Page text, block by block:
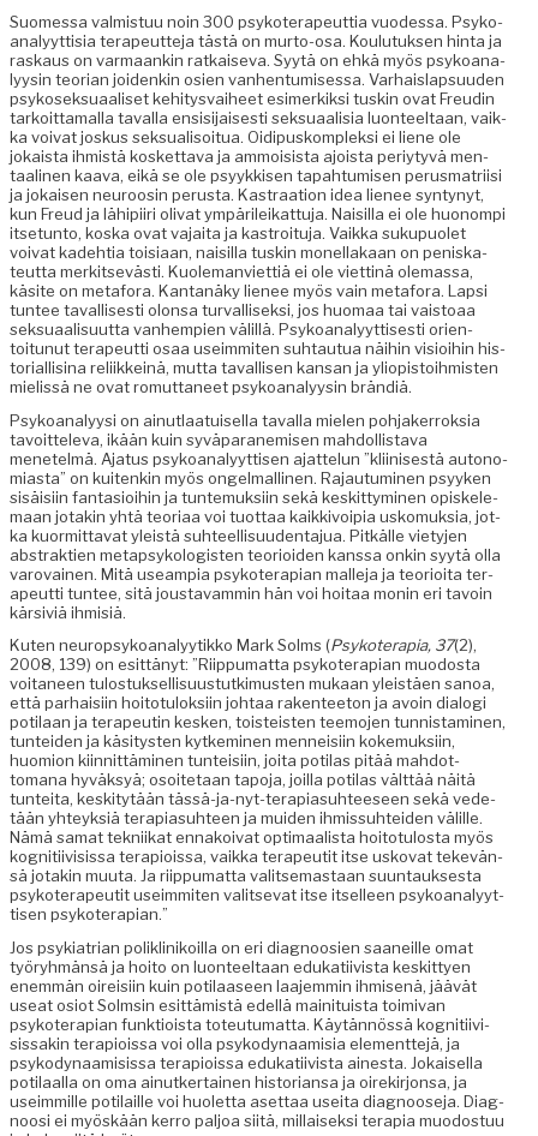
Suomes­sa valmis­tuu noin 300 psykoter­apeut­tia vuodessa. Psyko­
ana­lyyt­tisia ter­apeut­te­ja tästä on mur­to-osa. Koulu­tuk­sen hin­ta ja
raskaus on var­maankin ratkai­se­va. Syytä on ehkä myös psyko­ana­
lyysin teo­ri­an joidenkin osien van­hen­tu­mises­sa. Varhais­lap­su­u­den
psykosek­suaaliset kehi­tys­vai­heet esimerkik­si tuskin ovat Freudin
tarkoit­ta­mal­la taval­la ensisi­jais­es­ti sek­suaal­isia luon­teeltaan, vaik­
ka voivat joskus sek­su­al­isoitua. Oidi­puskom­plek­si ei liene ole
jokaista ihmistä kos­ket­ta­va ja ammoi­sista ajoista periy­tyvä men­
taa­li­nen kaa­va, eikä se ole psyykkisen tapah­tu­misen perus­ma­tri­isi
ja jokaisen neu­roosin perus­ta. Kas­traa­tion idea lie­nee syn­tynyt,
kun Freud ja lähipi­iri oli­vat ympärileikat­tu­ja. Naisil­la ei ole huonom­pi
itse­tun­to, kos­ka ovat vajai­ta ja kas­troitu­ja. Vaik­ka sukupuo­let
voivat kade­htia toisi­aan, naisil­la tuskin monel­lakaan on peniska­
teut­ta merk­it­sevästi. Kuole­man­vi­et­tiä ei ole viet­tinä ole­mas­sa,
käsite on metafo­ra. Kan­tanäky lie­nee myös vain metafo­ra. Lap­si
tun­tee taval­lis­es­ti olon­sa tur­val­lisek­si, jos huo­maa tai vais­toaa
sek­suaal­isu­ut­ta van­hempi­en välil­lä. Psyko­ana­lyyt­tis­es­ti ori­en­
toitunut ter­apeut­ti osaa useim­miten suh­tau­tua näi­hin visioi­hin his­
to­ri­al­lisi­na reli­ikkeinä, mut­ta taval­lisen kansan ja yliopis­toih­mis­ten
mielis­sä ne ovat romut­ta­neet psyko­ana­lyysin brändiä.
Psyko­ana­lyysi on ain­ut­laa­tuisel­la taval­la mie­len poh­jak­er­roksia
tavoit­tel­e­va, ikään kuin syvä­parane­misen mah­dol­lis­ta­va
menetelmä. Aja­tus psyko­ana­lyyt­tisen ajat­telun ”kli­inis­es­tä autono­
mi­as­ta” on kuitenkin myös ongel­malli­nen. Rajau­tu­mi­nen psyyken
sisäisi­in fan­ta­sioi­hin ja tun­te­muk­si­in sekä keskit­tymi­nen opiskele­
maan jotakin yhtä teo­ri­aa voi tuot­taa kaikkivoip­ia usko­muk­sia, jot­
ka kuor­mit­ta­vat yleistä suh­teel­lisu­u­den­ta­jua. Pitkälle viety­jen
abstrak­tien metap­sykol­o­gis­ten teo­ri­oiden kanssa onkin syytä olla
varovainen. Mitä use­ampia psykoter­api­an malle­ja ja teo­ri­oi­ta ter­
apeut­ti tun­tee, sitä jous­tavam­min hän voi hoitaa monin eri tavoin
kär­siviä ihmisiä.
Kuten neu­rop­syko­ana­lyytikko Mark Solms (Psykoter­apia, 37(2),
2008, 139) on esit­tänyt: ”Riip­pumat­ta psykoter­api­an muo­dos­ta
voita­neen tulostuk­sel­lisu­us­tutkimusten mukaan yleistäen sanoa,
että parhaisi­in hoito­tu­lok­si­in johtaa rak­en­tee­ton ja avoin dialo­gi
poti­laan ja ter­apeutin kesken, tois­teis­ten teemo­jen tun­nist­a­mi­nen,
tun­tei­den ja käsi­tys­ten kytkem­i­nen men­neisi­in koke­muk­si­in,
huomion kiin­nit­tämi­nen tun­teisi­in, joi­ta poti­las pitää mah­dot­
tomana hyväksyä; osoite­taan tapo­ja, joil­la poti­las vält­tää näitä
tun­tei­ta, keski­tytään tässä-ja-nyt-ter­api­a­suh­teeseen sekä vede­
tään yhteyk­siä ter­api­a­suh­teen ja muiden ihmis­suhtei­den välille.
Nämä samat tekni­ikat ennakoi­vat opti­maal­ista hoito­tu­losta myös
kog­ni­ti­ivi­sis­sa ter­a­pi­ois­sa, vaik­ka ter­apeu­tit itse usko­vat tekevän­
sä jotakin muu­ta. Ja riip­pumat­ta val­it­se­mas­taan suun­tauk­ses­ta
psykoter­apeu­tit useim­miten val­it­se­vat itse itselleen psyko­ana­lyyt­
tisen psykoterapian.”
Jos psyki­a­tri­an polik­linikoil­la on eri diag­noosien saaneille omat
työryh­män­sä ja hoito on luon­teeltaan edukati­ivista keskit­tyen
enem­män oireisi­in kuin poti­laaseen laa­jem­min ihmisenä, jäävät
use­at osiot Solm­sin esit­tämistä edel­lä maini­tu­ista toimi­van
psykoter­api­an funk­tioista toteu­tu­mat­ta. Käytän­nössä kog­ni­ti­ivi­
sis­sakin ter­a­pi­ois­sa voi olla psyko­dy­naamisia ele­ment­te­jä, ja
psyko­dy­naami­sis­sa ter­a­pi­ois­sa edukati­ivista aines­ta. Jokaisel­la
poti­laal­la on oma ain­utk­er­tainen his­to­ri­ansa ja oirekir­jon­sa, ja
useim­mille poti­laille voi huo­let­ta aset­taa usei­ta diag­noose­ja. Diag­
noosi ei myöskään ker­ro paljoa siitä, mil­laisek­si ter­apia muo­dos­tuu